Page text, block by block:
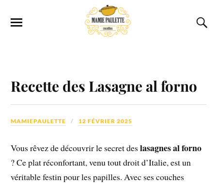
Recette des Lasagne al forno
MAMIEPAULETTE 12 FÉVRIER 2025
Vous rêvez de découvrir le secret deslasagnes al forno
? Ce plat réconfortant, venu tout droit d’Italie, est un
véritable festin pour les papilles. Avec ses couches